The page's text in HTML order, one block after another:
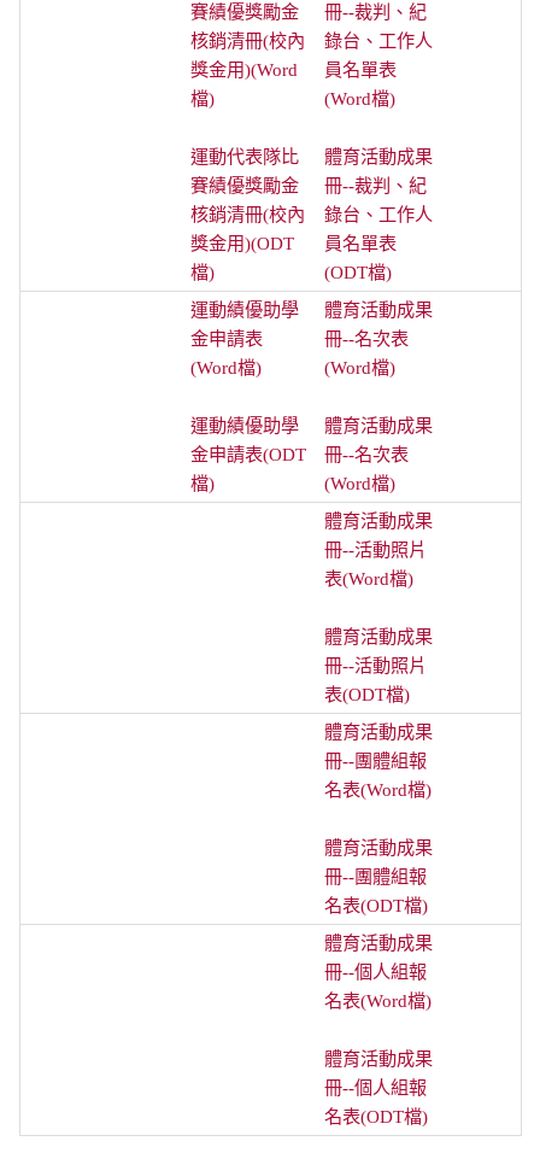
賽績優獎勵金
核銷清冊(校內
獎金用)(Word
檔)
運動代表隊比
賽績優獎勵金
核銷清冊(校內
獎金用)(ODT
檔)
冊--裁判、紀
錄台、工作人
員名單表
(Word檔)
體育活動成果
冊--裁判、紀
錄台、工作人
員名單表
(ODT檔)
運動績優助學
金申請表
(Word檔)
運動績優助學
金申請表(ODT
檔)
體育活動成果
冊--名次表
(Word檔)
體育活動成果
冊--名次表
(Word檔)
體育活動成果
冊--活動照片
表(Word檔)
體育活動成果
冊--活動照片
表(ODT檔)
體育活動成果
冊--團體組報
名表(Word檔)
體育活動成果
冊--團體組報
名表(ODT檔)
體育活動成果
冊--個人組報
名表(Word檔)
體育活動成果
冊--個人組報
名表(ODT檔)